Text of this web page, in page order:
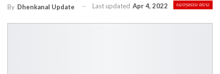
ଢେଙ୍କାନାଳ ଖବର
By Dhenkanal Update Last updated Apr 4, 2022